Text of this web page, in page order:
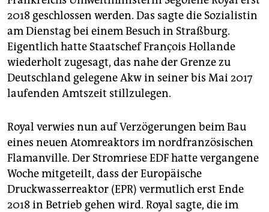
unterstützen
abo
genossenschaft
epaper login
2018 geschlossen werden. Das sagte die Sozialistin
am Dienstag bei einem Besuch in Straßburg.
Eigentlich hatte Staatschef François Hollande
wiederholt zugesagt, das nahe der Grenze zu
Deutschland gelegene Akw in seiner bis Mai 2017
laufenden Amtszeit stillzulegen.
Royal verwies nun auf Verzögerungen beim Bau
eines neuen Atomreaktors im nordfranzösischen
Flamanville. Der Stromriese EDF hatte vergangene
Woche mitgeteilt, dass der Europäische
Druckwasserreaktor (EPR) vermutlich erst Ende
2018 in Betrieb gehen wird. Royal sagte, die im